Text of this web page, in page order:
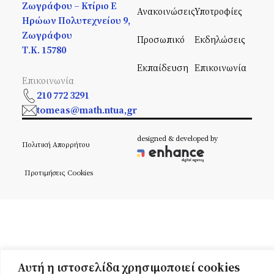
Αυτή η ιστοσελίδα χρησιμοποιεί cookies
Ζωγράφου – Κτίριο Ε
Ηρώων Πολυτεχνείου 9,
Ζωγράφου
Τ.Κ. 15780
Επικοινωνία
210 772 3291
tomeas@math.ntua,gr
Ανακοινώσεις
Προσωπικό
Εκπαίδευση
Υποτροφίες
Εκδηλώσεις
Επικοινωνία
Πολιτική Απορρήτου
Προτιμήσεις Cookies
designed & developed by